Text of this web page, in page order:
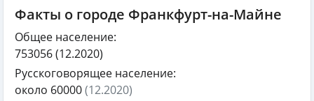
Факты о городе Франкфурт-на-Майне
Общее население:
753056(12.2020)
Русскоговорящее население:
около 60000(12.2020)